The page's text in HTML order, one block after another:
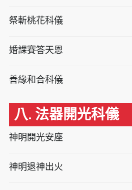
祭斬桃花科儀
婚課賽答天恩
善緣和合科儀
八. 法器開光科儀
神明開光安座
神明退神出火